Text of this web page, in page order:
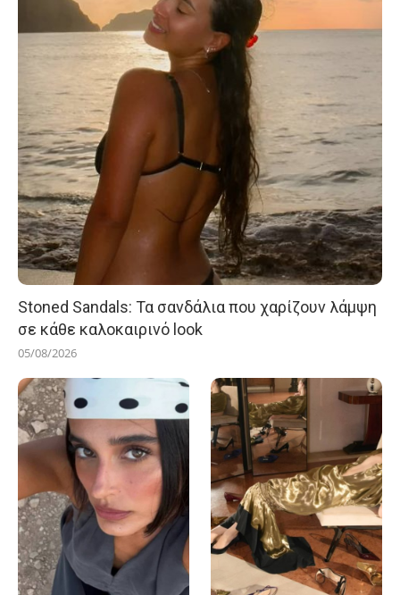
Stoned Sandals: Τα σανδάλια που χαρίζουν λάμψη
σε κάθε καλοκαιρινό look
05/08/2026